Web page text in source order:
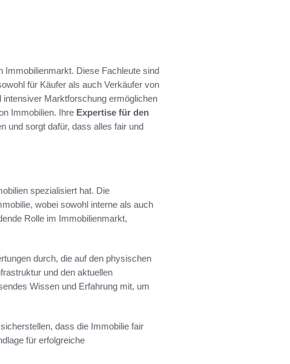
Immobilienmarkt. Diese Fachleute sind
für Käufer als auch Verkäufer von
Marktforschung ermöglichen
Immobilien. Ihre Expertise für den
und sorgt dafür, dass alles fair und
spezialisiert hat. Die
wobei sowohl interne als auch
Rolle im Immobilienmarkt,
durch, die auf den physischen
und den aktuellen
Wissen und Erfahrung mit, um
dass die Immobilie fair
für erfolgreiche